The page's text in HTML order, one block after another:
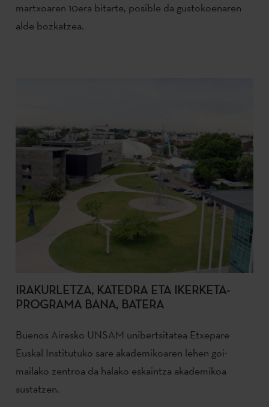
martxoaren 10era bitarte, posible da gustokoenaren
alde bozkatzea.
IRAKURLETZA, KATEDRA ETA IKERKETA-
PROGRAMA BANA, BATERA
Buenos Airesko UNSAM unibertsitatea Etxepare
Euskal Institutuko sare akademikoaren lehen goi-
mailako zentroa da halako eskaintza akademikoa
sustatzen.